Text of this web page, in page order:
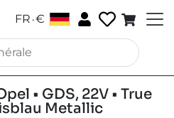
FR .€
• GDS, 22V • True
Metallic